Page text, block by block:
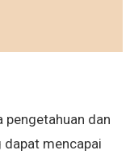
pengetahuan dan
dapat mencapai